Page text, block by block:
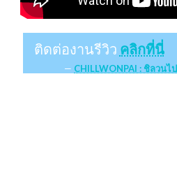
ติดต่องานรีวิว คลิกที่นี่
CHILLWONPAI : ชิลวน